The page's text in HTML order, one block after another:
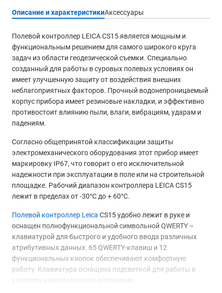
Описание и характеристикиАксессуары
Полевой контроллер LEICA CS15 является мощным и
функциональным решением для самого широкого круга
задач из области геодезической съемки. Специально
созданный для работы в суровых полевых условиях он
имеет улучшенную защиту от воздействия внешних
неблагоприятных факторов. Прочный водонепроницаемый
корпус прибора имеет резиновые накладки, и эффективно
противостоит влиянию пыли, влаги, вибрациям, ударам и
падениям.
Согласно общепринятой классификации защиты
электромеханического оборудования этот прибор имеет
маркировку IP67, что говорит о его исключительной
надежности при эксплуатации в поле или на строительной
площадке. Рабочий диапазон контроллера LEICA CS15
лежит в пределах от -30°С до + 60°С.
Полевой контроллер Leica CS15 удобно лежит в руке и
оснащен полнофункциональной символьной QWERTY –
клавиатурой для быстрого и удобного ввода различных
атрибутивных данных. 65 QWERTY-клавиш и 12
функциональных кнопок обеспечивают комфортную
работу. Клавиатура оснащена подсветкой для работы в
условиях недостаточного освещения.